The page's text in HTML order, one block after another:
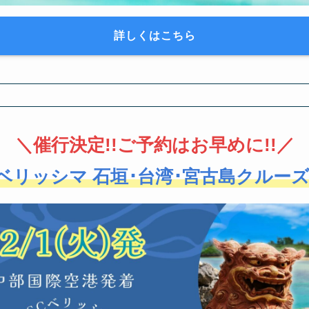
詳しくはこちら
＼催行決定!!ご予約はお早めに!! ／
リッシマ 石垣･台湾･宮古島クルー